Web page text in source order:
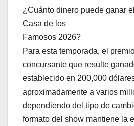
¿Cuánto dinero puede ganar
Casa de los
Famosos 2026?
Para esta temporada, el
concursante que resulte
establecido en 200,000
aproximadamente a varios
dependiendo del tipo de
formato del show mantiene la